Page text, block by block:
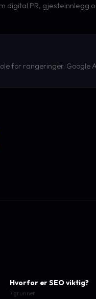
digital PR, gjesteinnlegg
for rangeringer.
Hvorfor er SEO viktig?
7 grunner